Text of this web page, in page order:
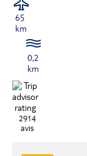
65
km
0,2
km
2914
avis